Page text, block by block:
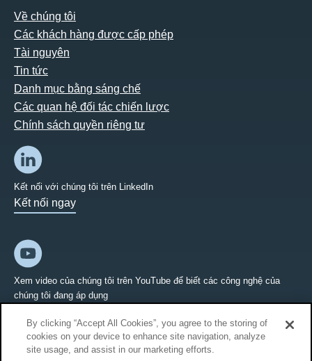
Về chúng tôi
Các khách hàng được cấp phép
Tài nguyên
Tin tức
Danh mục bằng sáng chế
Các quan hệ đối tác chiến lược
Chính sách quyền riêng tư
Kết nối với chúng tôi trên LinkedIn
Kết nối ngay
Xem video của chúng tôi trên YouTube để biết các công nghệ của
chúng tôi đang áp dụng
By clicking “Accept All Cookies”, you agree to the storing of
cookies on your device to enhance site navigation, analyze
site usage, and assist in our marketing efforts.